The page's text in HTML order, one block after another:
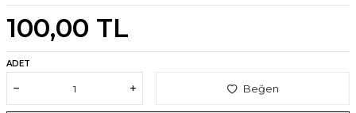
100,00 TL
ADET
Beğen